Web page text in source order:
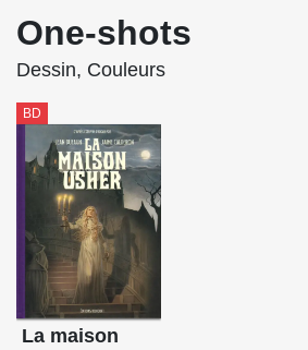
One-shots
Dessin, Couleurs
BD
La maison